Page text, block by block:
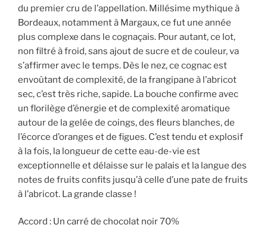
du premier cru de l’appellation. Millésime mythique à
Bordeaux, notamment à Margaux, ce fut une année
plus complexe dans le cognaçais. Pour autant, ce lot,
non filtré à froid, sans ajout de sucre et de couleur, va
s’affirmer avec le temps. Dès le nez, ce cognac est
envoûtant de complexité, de la frangipane à l’abricot
sec, c’est très riche, sapide. La bouche confirme avec
un florilège d’énergie et de complexité aromatique
autour de la gelée de coings, des fleurs blanches, de
l’écorce d’oranges et de figues. C’est tendu et explosif
à la fois, la longueur de cette eau-de-vie est
exceptionnelle et délaisse sur le palais et la langue des
notes de fruits confits jusqu’à celle d’une pate de fruits
à l’abricot. La grande classe !
Accord : Un carré de chocolat noir 70%